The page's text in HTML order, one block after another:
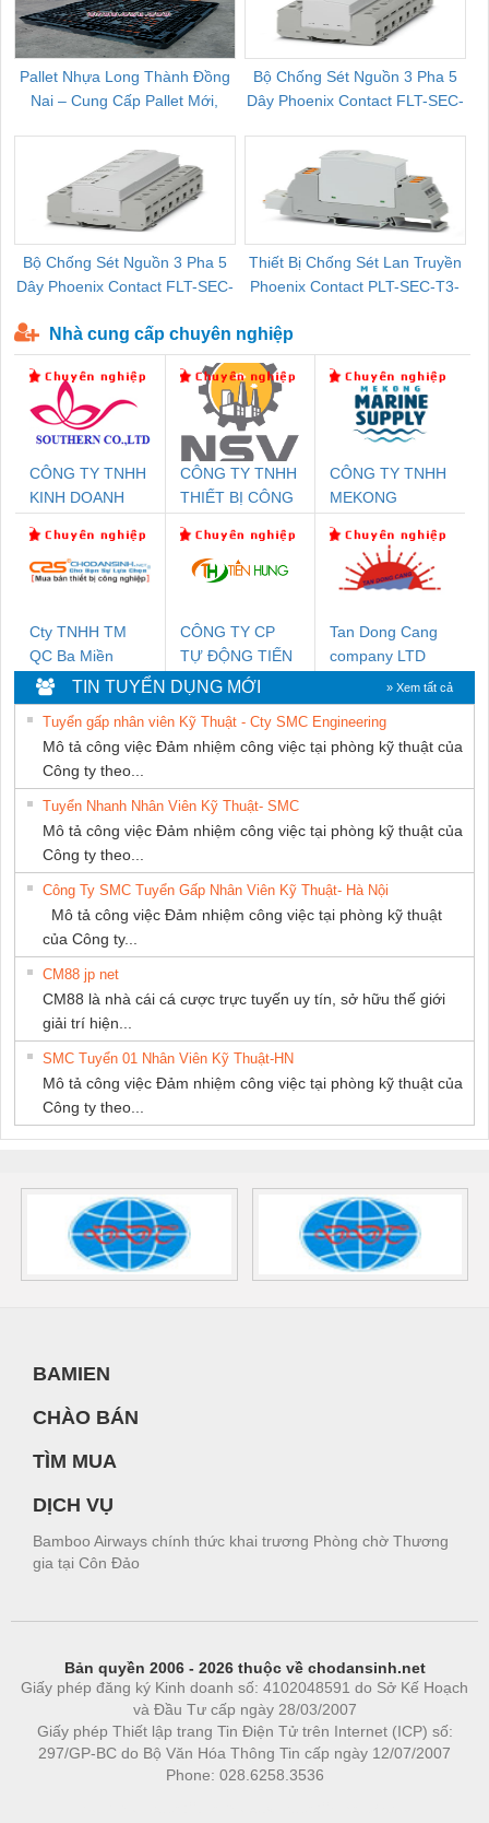
Pallet Nhựa Long Thành Đồng
Nai – Cung Cấp Pallet Mới,
Bộ Chống Sét Nguồn 3 Pha 5
Dây Phoenix Contact FLT-SEC-
Bộ Chống Sét Nguồn 3 Pha 5
Dây Phoenix Contact FLT-SEC-
Thiết Bị Chống Sét Lan Truyền
Phoenix Contact PLT-SEC-T3-
Nhà cung cấp chuyên nghiệp
CÔNG TY TNHH
KINH DOANH
PHƯƠNG NAM
CÔNG TY TNHH
THIẾT BỊ CÔNG
SETSUBI VIỆT
NAM
CÔNG TY TNHH
MEKONG
SUPPLY
Cty TNHH TM
QC Ba Miền
CÔNG TY CP
TỰ ĐỘNG TIẾN
HƯNG
Tan Dong Cang
company LTD
TIN TUYỂN DỤNG MỚI » Xem tất cả
Tuyển gấp nhân viên Kỹ Thuật - Cty SMC Engineering
Mô tả công việc Đảm nhiệm công việc tại phòng kỹ thuật của
Công ty theo...
Tuyển Nhanh Nhân Viên Kỹ Thuật- SMC
Mô tả công việc Đảm nhiệm công việc tại phòng kỹ thuật của
Công ty theo...
Công Ty SMC Tuyển Gấp Nhân Viên Kỹ Thuật- Hà Nội
Mô tả công việc Đảm nhiệm công việc tại phòng kỹ thuật
của Công ty...
CM88 jp net
CM88 là nhà cái cá cược trực tuyến uy tín, sở hữu thế giới
giải trí hiện...
SMC Tuyển 01 Nhân Viên Kỹ Thuật-HN
Mô tả công việc Đảm nhiệm công việc tại phòng kỹ thuật của
Công ty theo...
BAMIEN
CHÀO BÁN
TÌM MUA
DỊCH VỤ
Bamboo Airways chính thức khai trương Phòng chờ Thương
gia tại Côn Đảo
Bản quyền 2006 - 2026 thuộc về chodansinh.net
Giấy phép đăng ký Kinh doanh số: 4102048591 do Sở Kế Hoạch
và Đầu Tư cấp ngày 28/03/2007
Giấy phép Thiết lập trang Tin Điện Tử trên Internet (ICP) số:
297/GP-BC do Bộ Văn Hóa Thông Tin cấp ngày 12/07/2007
Phone: 028.6258.3536